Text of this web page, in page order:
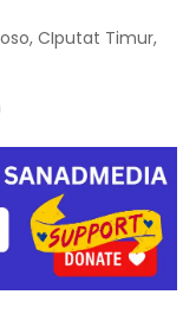
CIputat Timur,